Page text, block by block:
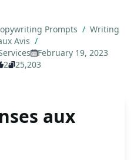
Prompts / Writing
Avis /
February 19, 2023
2 25,203
aux